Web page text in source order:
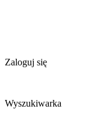
Zaloguj się
Wyszukiwarka